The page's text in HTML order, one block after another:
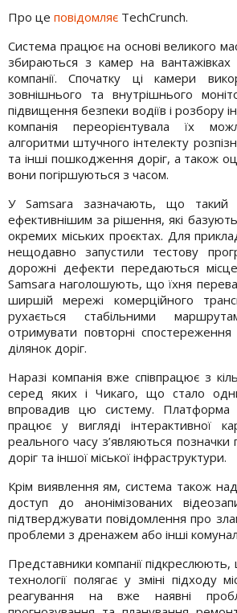
Про це повідомляє TechCrunch.
Система працює на основі великого
збираються з камер на вантажівках
компанії. Спочатку ці камери
зовнішнього та внутрішнього
підвищення безпеки водіїв і розбору
компанія переорієнтувала їх
алгоритми штучного інтелекту
та інші пошкодження доріг, а також
вони погіршуються з часом.
У Samsara зазначають, що такий
ефективнішим за рішення, які
окремих міських проєктах. Для
нещодавно запустили тестову
дорожні дефекти передаються
Samsara наголошують, що їхня
ширшій мережі комерційного
рухається стабільними
отримувати повторні
ділянок доріг.
Наразі компанія вже співпрацює з
серед яких і Чикаго, що стало
впровадив цю систему. Платформа
працює у вигляді інтерактивної
реального часу з’являються
доріг та іншої міської інфраструктури.
Крім виявлення ям, система також
доступ до анонімізованих
підтверджувати повідомлення про
проблеми з дренажем або інші
Представники компанії підкреслюють,
технології полягає у зміні підходу
реагування на вже наявні